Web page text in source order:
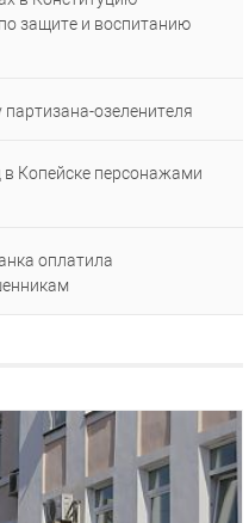
защите и воспитанию
озеленителя
Копейске персонажами
оплатила